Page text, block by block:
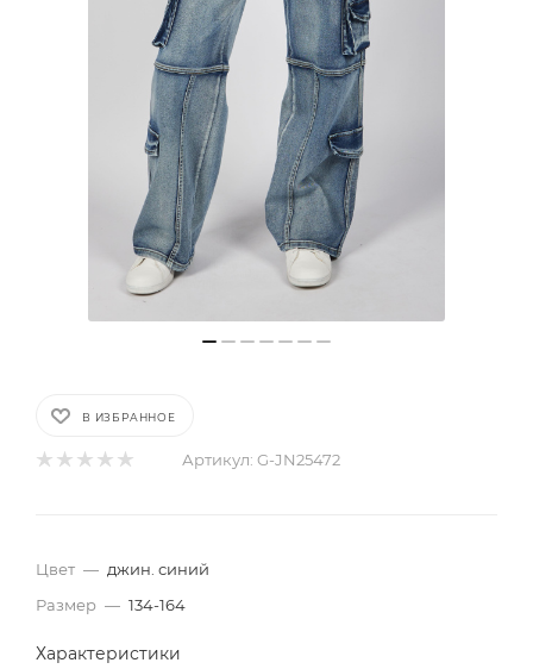
В ИЗБРАННОЕ
Артикул: G-JN25472
Цвет — джин. синий
Размер — 134-164
Характеристики